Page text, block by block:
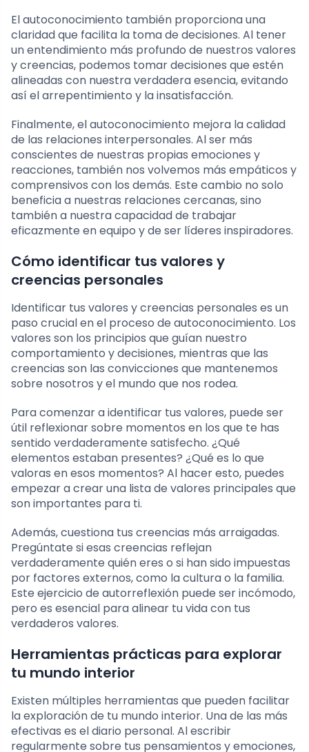
El autoconocimiento también proporciona una
claridad que facilita la toma de decisiones. Al tener
un entendimiento más profundo de nuestros valores
y creencias, podemos tomar decisiones que estén
alineadas con nuestra verdadera esencia, evitando
así el arrepentimiento y la insatisfacción.
Finalmente, el autoconocimiento mejora la calidad
de las relaciones interpersonales. Al ser más
conscientes de nuestras propias emociones y
reacciones, también nos volvemos más empáticos y
comprensivos con los demás. Este cambio no solo
beneficia a nuestras relaciones cercanas, sino
también a nuestra capacidad de trabajar
eficazmente en equipo y de ser líderes inspiradores.
Cómo identificar tus valores y
creencias personales
Identificar tus valores y creencias personales es un
paso crucial en el proceso de autoconocimiento. Los
valores son los principios que guían nuestro
comportamiento y decisiones, mientras que las
creencias son las convicciones que mantenemos
sobre nosotros y el mundo que nos rodea.
Para comenzar a identificar tus valores, puede ser
útil reflexionar sobre momentos en los que te has
sentido verdaderamente satisfecho. ¿Qué
elementos estaban presentes? ¿Qué es lo que
valoras en esos momentos? Al hacer esto, puedes
empezar a crear una lista de valores principales que
son importantes para ti.
Además, cuestiona tus creencias más arraigadas.
Pregúntate si esas creencias reflejan
verdaderamente quién eres o si han sido impuestas
por factores externos, como la cultura o la familia.
Este ejercicio de autorreflexión puede ser incómodo,
pero es esencial para alinear tu vida con tus
verdaderos valores.
Herramientas prácticas para explorar
tu mundo interior
Existen múltiples herramientas que pueden facilitar
la exploración de tu mundo interior. Una de las más
efectivas es el diario personal. Al escribir
regularmente sobre tus pensamientos y emociones,